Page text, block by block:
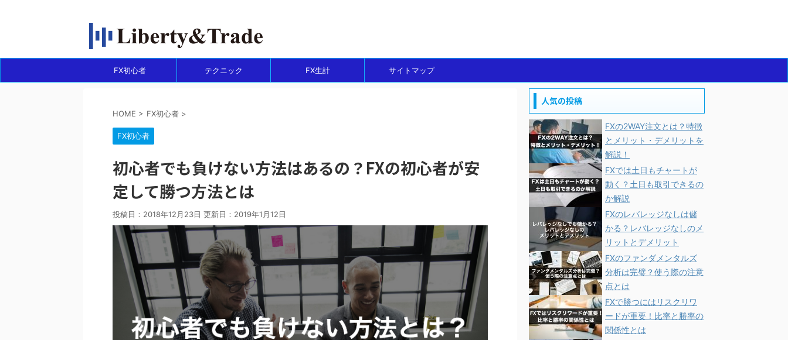
FX初心者 テクニック FX生計 サイトマップ
HOME > FX初心者 >
FX初心者
初心者でも負けない方法はあるの？FXの初心者が安
定して勝つ方法とは
投稿日：2018年12月23日 更新日： 2019年1月12日
人気の投稿
FXの2WAY注文とは？特徴
とメリット・デメリットを
解説！
FXでは土日もチャートが
動く？土日も取引できるの
か解説
FXのレバレッジなしは儲
かる？レバレッジなしのメ
リットとデメリット
FXのファンダメンタルズ
分析は完璧？使う際の注意
点とは
FXで勝つにはリスクリワ
ードが重要！比率と勝率の
関係性とは